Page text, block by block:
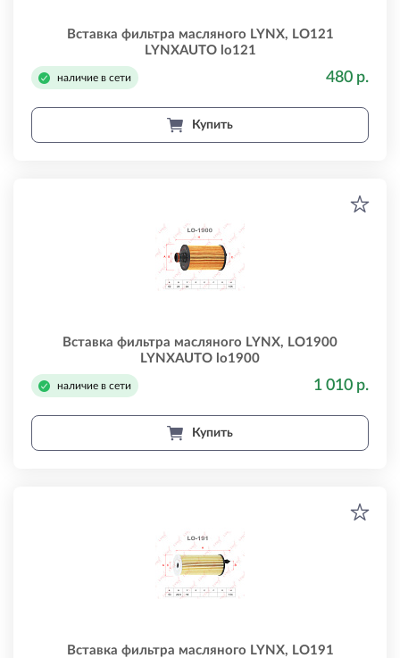
Вставка фильтра масляного LYNX, LO121
LYNXAUTO lo121
наличие в сети 480 р.
Купить
Вставка фильтра масляного LYNX, LO1900
LYNXAUTO lo1900
наличие в сети 1 010 р.
Купить
Вставка фильтра масляного LYNX, LO191